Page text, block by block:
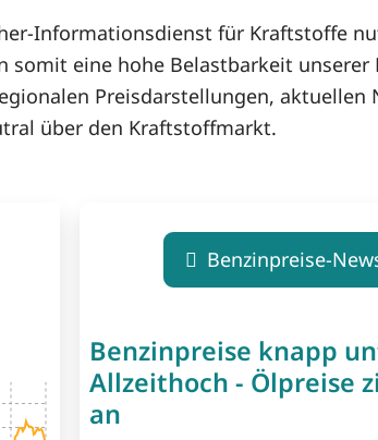
Informationsdienst für Kraftstoffe
eine hohe Belastbarkeit unserer
Preisdarstellungen,
über den Kraftstoffmarkt.
Benzinpreise-
Benzinpreise knapp
Allzeithoch - Ölpreise
an